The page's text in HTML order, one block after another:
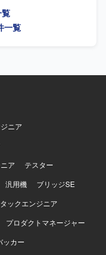
バックエンドのい
ンドはJavaとSQL
覧
一覧
ニア
ア
テスター
汎用機
ブリッジSE
ックエンジニア
プロダクトマネージャー
ッカー